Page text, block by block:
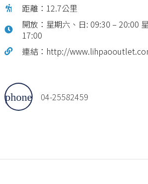
距離：12.7公里
開放：星期六、日: 09:30 – 20:00
17:00
連結：http://
04-25582459